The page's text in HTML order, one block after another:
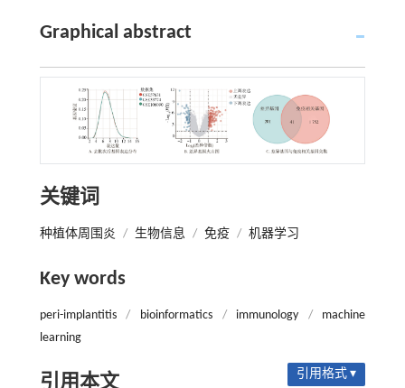
Graphical abstract
关键词
种植体周围炎 / 生物信息 / 免疫 / 机器学习
Key words
peri-implantitis / bioinformatics / immunology /
machine
learning
引用本文 引用格式 ▾